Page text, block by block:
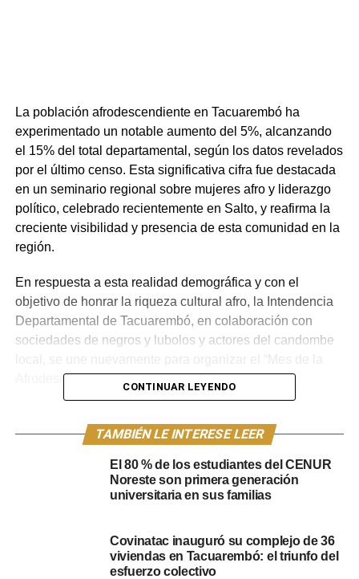
La población afrodescendiente en Tacuarembó ha
experimentado un notable aumento del 5%, alcanzando
el 15% del total departamental, según los datos revelados
por el último censo. Esta significativa cifra fue destacada
en un seminario regional sobre mujeres afro y liderazgo
político, celebrado recientemente en Salto, y reafirma la
creciente visibilidad y presencia de esta comunidad en la
región.
En respuesta a esta realidad demográfica y con el
objetivo de honrar la riqueza cultural afro, la Intendencia
Departamental de Tacuarembó, en colaboración con
sociedades de negros y lubolos y actores del candombe
Afrodescendencia” durante julio y agosto.
Un mes de historia, cultura y
reflexión
El programa de actividades de este año promete un
diversas iniciativas interinstitucionales, incluyendo la
participación del Instituto Nacional de la Mujer
CONTINUAR LEYENDO
TAMBIÉN LE INTERESE LEER
El 80 % de los estudiantes del CENUR
Noreste son primera generación
universitaria en sus familias
Covinatac inauguró su complejo de 36
viviendas en Tacuarembó: el triunfo del
esfuerzo colectivo